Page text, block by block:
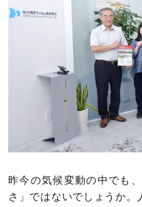
昨今の気候変動の中でも
さ」ではないでしょうか。